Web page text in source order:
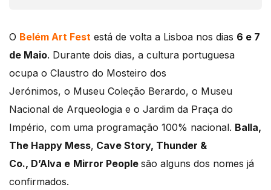
O Belém Art Fest está de volta a Lisboa nos dias 6 e 7
de Maio. Durante dois dias, a cultura portuguesa
ocupa o Claustro do Mosteiro dos
Jerónimos, o Museu Coleção Berardo, o Museu
Nacional de Arqueologia e o Jardim da Praça do
Império, com uma programação 100% nacional. Balla,
The Happy Mess, Cave Story, Thunder &
Co., D’Alva e Mirror People são alguns dos nomes já
confirmados.